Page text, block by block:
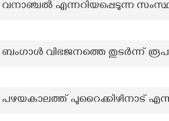
വനാഞ്ചൽ എന്നറിയപ്പെടുന്ന
ബംഗാൾ വിഭജനത്തെ തുടർന്ന്
പഴയകാലത്ത് പുറൈക്കിഴിനാട്